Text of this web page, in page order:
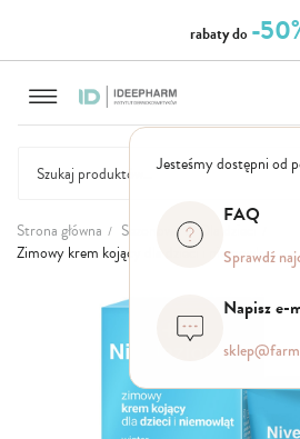
rabaty do -
do
treści
Jesteśmy dostępni od
FAQ
Sprawdź
Napisz e-
NASZE
Strona główna Sezonowe
Dla dzieci
Zimowy krem kojący dla dzieci i niemowląt